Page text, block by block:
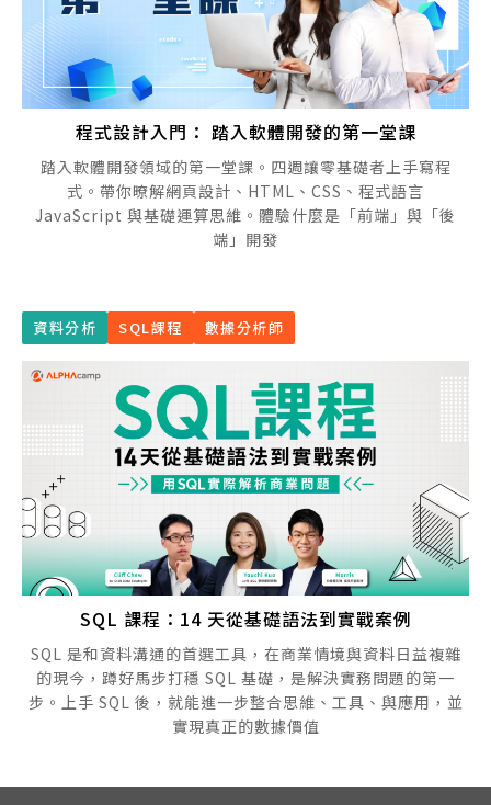
程式設計入門： 踏入軟體開發的第一堂課
踏入軟體開發領域的第一堂課。四週讓零基礎者上手寫程
式。帶你暸解網頁設計、HTML、CSS、程式語言
JavaScript 與基礎運算思維。體驗什麼是「前端」與「後
端」開發
資料分析 SQL課程 數據分析師
SQL 課程：14 天從基礎語法到實戰案例
SQL 是和資料溝通的首選工具，在商業情境與資料日益複雜
的現今，蹲好馬步打穩 SQL 基礎，是解決實務問題的第一
步。上手 SQL 後，就能進一步整合思維、工具、與應用，並
實現真正的數據價值